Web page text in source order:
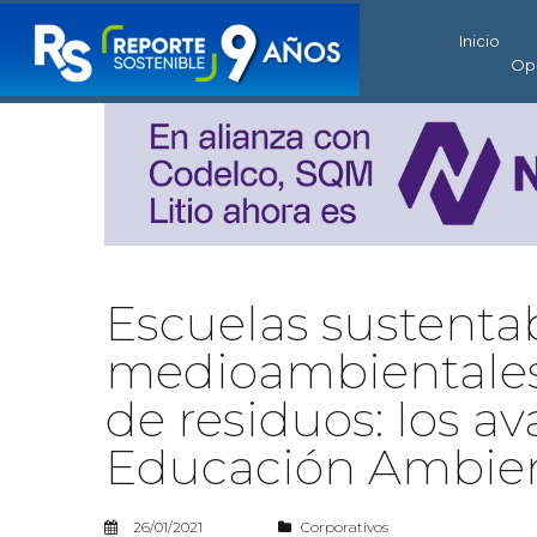
Inicio
Escuelas
de residuos: los
Educación
26/01/2021 Corporativos